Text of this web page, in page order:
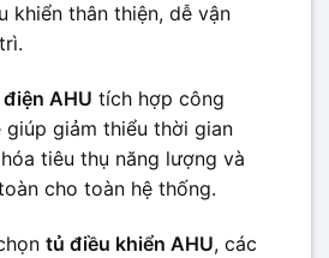
khiển thân thiện, dễ vận
AHU tích hợp công
giúp giảm thiểu thời gian
tiêu thụ năng lượng và
cho toàn hệ thống.
tủ điều khiển AHU, các